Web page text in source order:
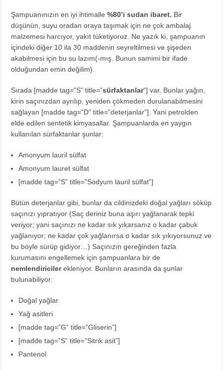
Şampuanınızın en iyi ihtimalle%80’i sudan ibaret. Bir
düşünün, suyu oradan oraya taşımak için ne çok ambalaj
malzemesi harcıyor, yakıt tüketiyoruz. Ne yazık ki, şampuanın
içindeki diğer 10 ila 30 maddenin seyreltilmesi ve şişeden
akabilmesi için bu su lazım(-mış. Bunun samimi bir ifade
olduğundan emin değilim).
Sırada [madde tag=”S” title=”sürfaktanlar“] var. Bunlar yağın,
kirin saçınızdan ayrılıp, yeniden çökmeden durulanabilmesini
sağlayan [madde tag=”D” title=”deterjanlar”]. Yani petrolden
elde edilen sentetik kimyasallar. Şampuanlarda en yaygın
kullanılan sürfaktanlar şunlar:
Amonyum lauril sülfat
Amonyum lauret sülfat
[madde tag=”S” title=”Sodyum lauril sülfat”]
Bütün deterjanlar gibi, bunlar da cildinizdeki doğal yağları söküp
saçınızı yıpratıyor (Saç deriniz buna aşırı yağlanarak tepki
veriyor; yani saçınızı ne kadar sık yıkarsanız o kadar çabuk
yağlanıyor; ne kadar çok yağlanırsa o kadar sık yıkıyorsunuz ve
bu böyle sürüp gidiyor…) Saçınızın gereğinden fazla
kurumasını engellemek için şampuanlara bir de
nemlendiricilerekleniyor. Bunların arasında da şunlar
bulunabiliyor:
Doğal yağlar
Yağ asitleri
[madde tag=”G” title=”Gliserin”]
[madde tag=”S” title=”Sitrik asit”]
Pantenol